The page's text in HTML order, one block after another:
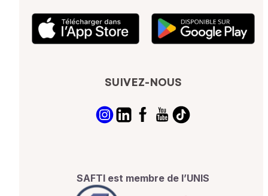
SUIVEZ-NOUS
SAFTI est membre de l’UNIS